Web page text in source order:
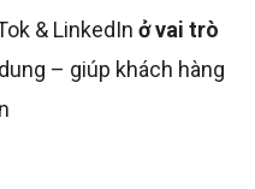
& LinkedIn ở vai trò
– giúp khách hàng